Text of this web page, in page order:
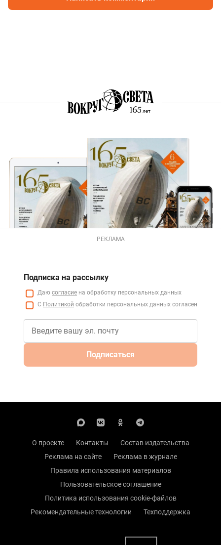
РЕКЛАМА
Подписка на рассылку
Даю согласие на обработку персональных данных
С Политикой обработки персональных данных согласен
Подписаться
О проекте Контакты
Состав издательства
Реклама на сайте
Реклама в журнале
Правила использования материалов
Пользовательское соглашение
Политика использования cookie-файлов
Рекомендательные технологии
Техподдержка